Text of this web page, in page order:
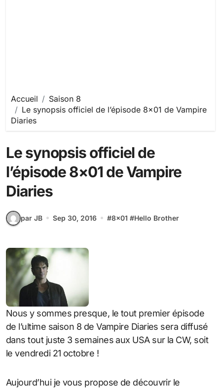
Accueil
Saison 8
Le synopsis officiel de l’épisode 8×01 de Vampire
Diaries
Le synopsis officiel de
l’épisode 8×01 de Vampire
Diaries
par JB Sep 30, 2016 #8x01 #Hello Brother
Nous y sommes presque, le tout premier épisode
de l’ultime saison 8 de Vampire Diaries sera diffusé
dans tout juste 3 semaines aux USA sur la CW, soit
le vendredi 21 octobre !
Aujourd’hui je vous propose de découvrir le